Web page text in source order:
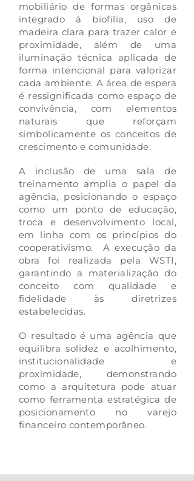
mobiliário de formas orgânicas
integrado à biofilia, uso de
madeira clara para trazer calor e
proximidade, além de uma
iluminação técnica aplicada de
forma intencional para valorizar
cada ambiente. A área de espera
é ressignificada como espaço de
convivência, com elementos
naturais que reforçam
simbolicamente os conceitos de
crescimento e comunidade.
A inclusão de uma sala de
treinamento amplia o papel da
agência, posicionando o espaço
como um ponto de educação,
troca e desenvolvimento local,
em linha com os princípios do
cooperativismo.
A execução da
obra foi realizada pela WSTI,
garantindo a materialização do
conceito com qualidade e
fidelidade às diretrizes
estabelecidas.
O resultado é uma agência que
equilibra solidez e acolhimento,
institucionalidade e
proximidade, demonstrando
como a arquitetura pode atuar
como ferramenta estratégica de
posicionamento no varejo
financeiro contemporâneo.